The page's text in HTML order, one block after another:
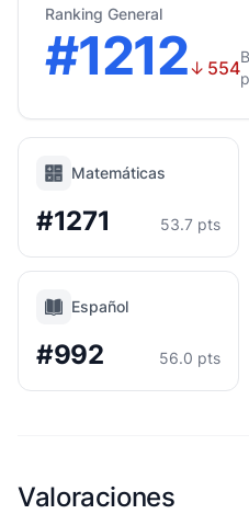
Ranking General
#1212↓ 554
Matemáticas
#1271 53.7 pts
Español
#992 56.0 pts
Valoraciones